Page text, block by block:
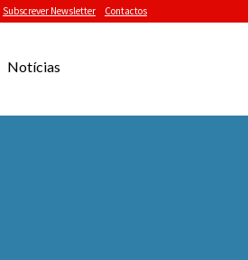
Subscrever Newsletter Contactos
Notícias